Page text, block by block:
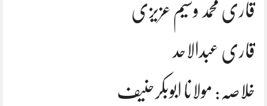
قاری محمد وسیم عزیزی
قاری عبدالاحد
خلاصہ: مولانا ابوبکرحنیف